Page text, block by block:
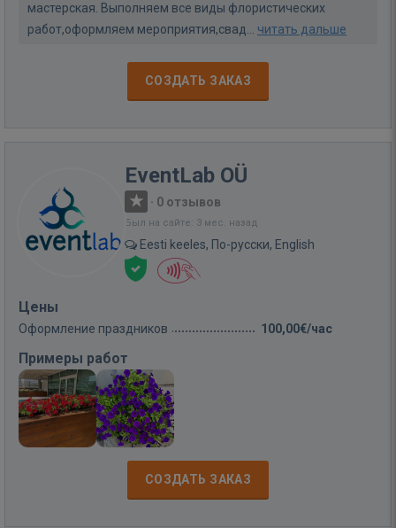
мастерская. Выполняем все виды флористических
работ,оформляем мероприятия,свад... читать дальше
СОЗДАТЬ ЗАКАЗ
EventLab OÜ
· 0 отзывов
Был на сайте: 3 мес. назад
Eesti keeles, По-русски, English
Цены
Оформление праздников 100,00€/час
Примеры работ
СОЗДАТЬ ЗАКАЗ